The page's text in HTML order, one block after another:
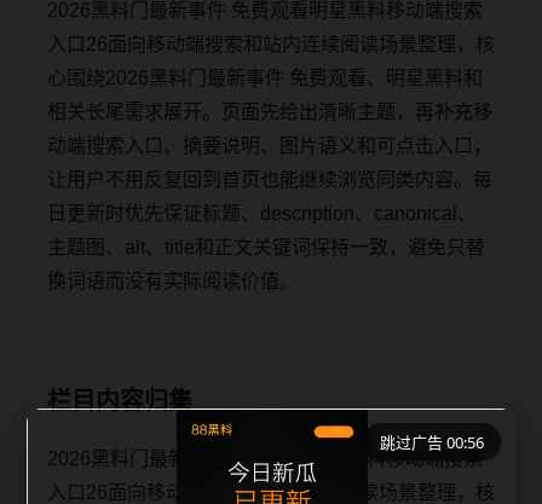
2026黑料门最新事件 免费观看明星黑料移动端搜索
入口26面向移动端搜索和站内连续阅读场景整理，核
心围绕2026黑料门最新事件 免费观看、明星黑料和
相关长尾需求展开。页面先给出清晰主题，再补充移
动端搜索入口、摘要说明、图片语义和可点击入口，
让用户不用反复回到首页也能继续浏览同类内容。每
日更新时优先保证标题、description、canonical、
主题图、alt、title和正文关键词保持一致，避免只替
换词语而没有实际阅读价值。
栏目内容归集
2026黑料门最新事件 免费观看明星黑料移动端搜索
入口26面向移动端搜索和站内连续阅读场景整理，核
跳过广告 00:56